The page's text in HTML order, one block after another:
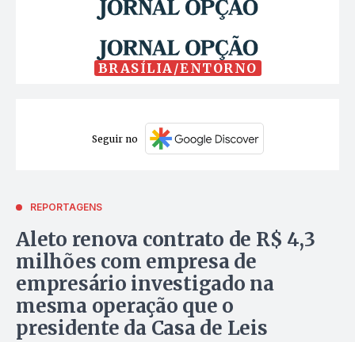
BRASÍLIA/ENTORNO
Seguir no
REPORTAGENS
Aleto renova contrato de R$ 4,3
milhões com empresa de
empresário investigado na
mesma operação que o
presidente da Casa de Leis